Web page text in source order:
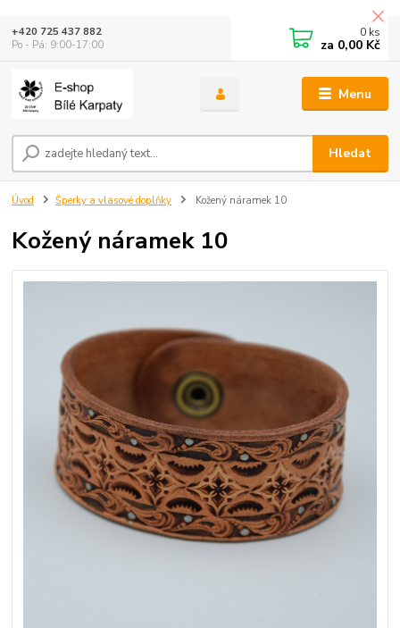
Menu
Hledat
+420 725 437 882
Po - Pá: 9:00-17:00
0 ks
za 0,00 Kč
Úvod Šperky a vlasové doplňky Kožený náramek 10
Kožený náramek 10